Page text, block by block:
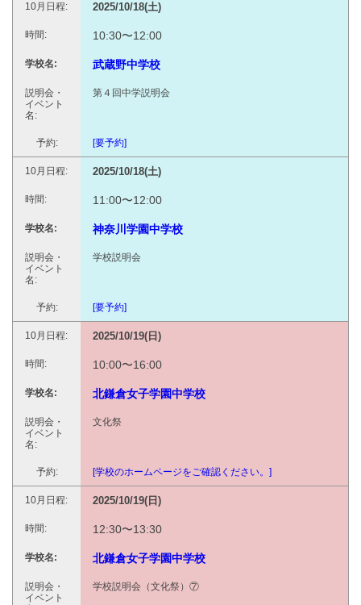
2025/10/18(土)
10:30〜12:00
武蔵野中学校
第４回中学説明会
[要予約]
2025/10/18(土)
11:00〜12:00
神奈川学園中学校
学校説明会
[要予約]
2025/10/19(日)
10:00〜16:00
北鎌倉女子学園中学校
文化祭
[学校のホームページをご確認ください。]
2025/10/19(日)
12:30〜13:30
北鎌倉女子学園中学校
学校説明会（文化祭）⑦